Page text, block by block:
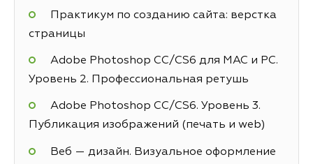
Практикум по созданию сайта: верстка
страницы
Adobe Photoshop СС/CS6 для MAC и PC.
Уровень 2. Профессиональная ретушь
Adobe Photoshop СС/CS6. Уровень 3.
Публикация изображений (печать и web)
Веб — дизайн. Визуальное оформление